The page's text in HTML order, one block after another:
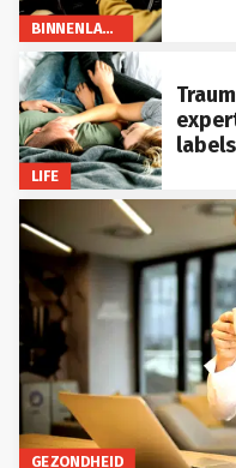
BINNENLAND
LIFE
GEZONDHEID